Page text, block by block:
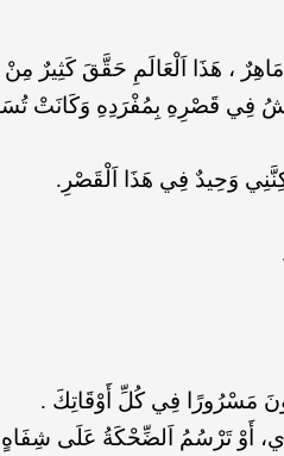
، هَذَا اَلْعَالَمِ حَقَّقَ كَثِيرٌ مِنْ
فِي قَصْرِهِ بِمُفْرَدِهِ وَكَانَتْ
وَحِيدٌ فِي هَذَا اَلْقَصْرِ.
مَسْرُورًا فِي كُلِّ أَوْقَاتِكَ .
أَوْ تَرْسُمُ اَلضِّحْكَةُ عَلَى